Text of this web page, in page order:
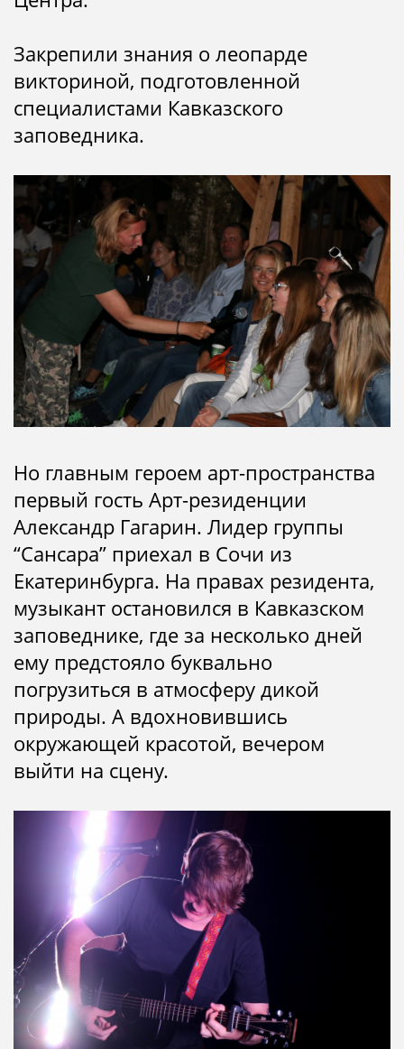
Закрепили знания о леопарде
викториной, подготовленной
специалистами Кавказского
заповедника.
Но главным героем арт-пространства
первый гость Арт-резиденции
Александр Гагарин. Лидер группы
“Сансара” приехал в Сочи из
Екатеринбурга. На правах резидента,
музыкант остановился в Кавказском
заповеднике, где за несколько дней
ему предстояло буквально
погрузиться в атмосферу дикой
природы. А вдохновившись
окружающей красотой, вечером
выйти на сцену.